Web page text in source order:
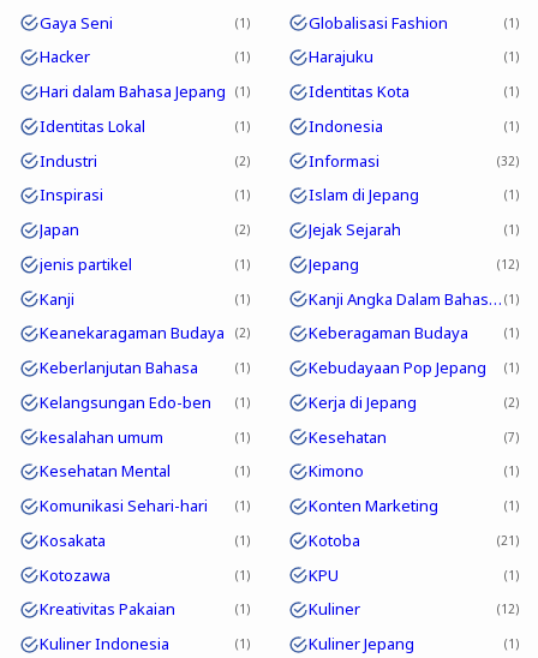
Gaya Seni 1 Globalisasi Fashion 1
Hacker 1 Harajuku 1
Hari dalam Bahasa Jepang 1 Identitas Kota 1
Identitas Lokal 1 Indonesia 1
Industri 2 Informasi 32
Inspirasi 1 Islam di Jepang 1
Japan 2 Jejak Sejarah 1
jenis partikel 1 Jepang 12
Kanji 1 Kanji Angka Dalam Bahasa Jepang 1
Keanekaragaman Budaya 2 Keberagaman Budaya 1
Keberlanjutan Bahasa 1 Kebudayaan Pop Jepang 1
Kelangsungan Edo-ben 1 Kerja di Jepang 2
kesalahan umum 1 Kesehatan 7
Kesehatan Mental 1 Kimono 1
Komunikasi Sehari-hari 1 Konten Marketing 1
Kosakata 1 Kotoba 21
Kotozawa 1 KPU 1
Kreativitas Pakaian 1 Kuliner 12
Kuliner Indonesia 1 Kuliner Jepang 1